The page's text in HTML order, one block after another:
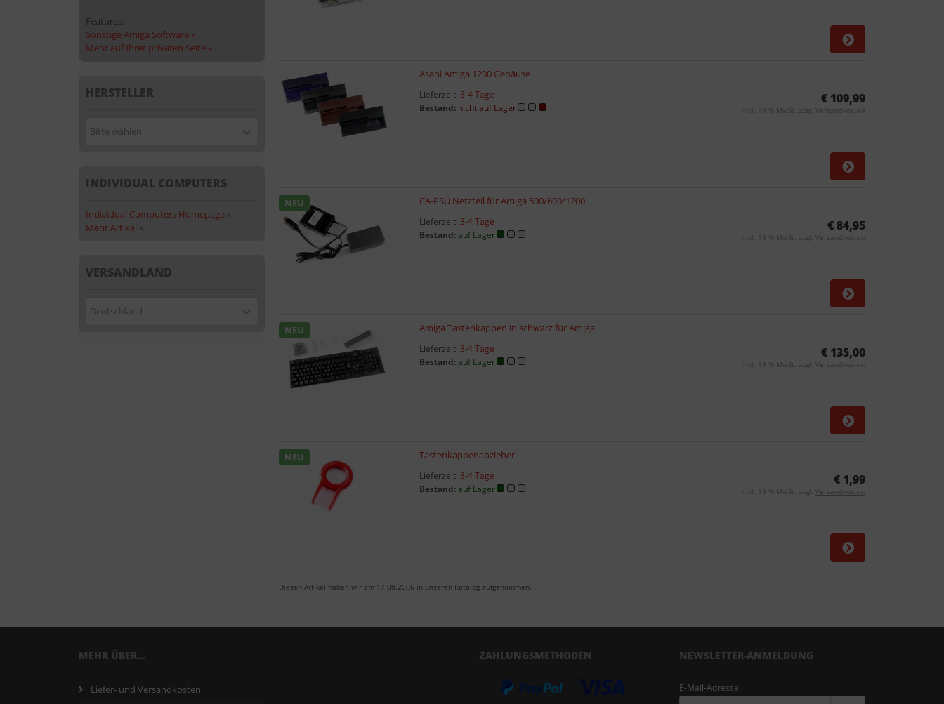
Asahi Amiga 1200 Gehäuse
Lieferzeit: 3-4 Tage
Bestand: nicht auf Lager
€ 109,99
inkl. 19 % MwSt. zzgl. Versandkosten
NEU CA-PSU Netzteil für Amiga 500/600/1200
Lieferzeit: 3-4 Tage
Bestand:auf Lager
€ 84,95
inkl. 19 % MwSt. zzgl. Versandkosten
NEU Amiga Tastenkappen in schwarz für Amiga
Lieferzeit: 3-4 Tage
Bestand:auf Lager
€ 135,00
inkl. 19 % MwSt. zzgl. Versandkosten
NEU Tastenkappenabzieher
Lieferzeit: 3-4 Tage
Bestand:auf Lager
€ 1,99
inkl. 19 % MwSt. zzgl. Versandkosten
Diesen Artikel haben wir am 17.08.2006 in unseren Katalog aufgenommen.
Features:
Sonstige Amiga Software »
Mehr auf Ihrer privaten Seite »
HERSTELLER
Bitte wählen
INDIVIDUAL COMPUTERS
Individual Computers Homepage »
Mehr Artikel »
VERSANDLAND
Deutschland
MEHR ÜBER...
Liefer- und Versandkosten
ZAHLUNGSMETHODEN NEWSLETTER-ANMELDUNG
E-Mail-Adresse: